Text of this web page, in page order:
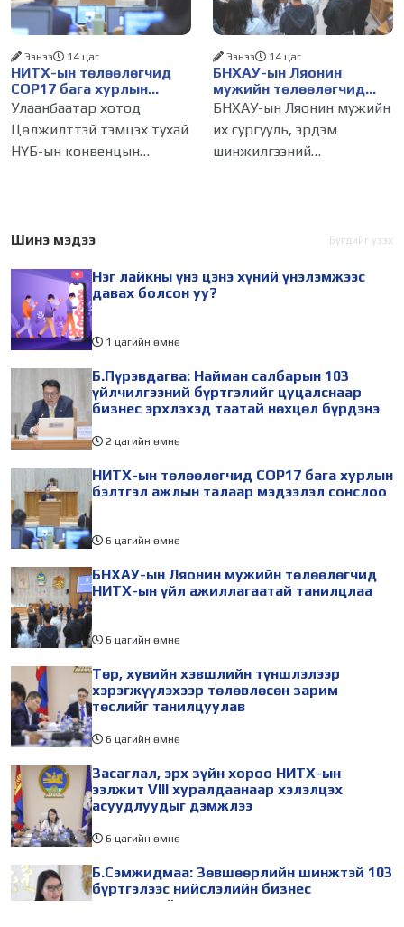
авч
бизнес эрхлэгчдийг
НИТХ-ын төлөөлөгчид
COP17 бага хурлын
бэлтгэл ажлын талаар
мэдээлэл сонслоо
Ээнээ 14 цаг
Улаанбаатар хотод
Цөлжилттэй тэмцэх тухай
НҮБ-ын конвенцын
өдөр зохион
холбогдуулан Нийслэлийн
БНХАУ-ын Ляонин
мужийн төлөөлөгчид
НИТХ-ын үйл
танилцлаа
Ээнээ 14 цаг
БНХАУ-ын Ляонин мужийн
их сургууль, эрдэм
шинжилгээний
төлөөлөгчид Монгол
айлчлалынхаа хүрээнд
Шинэ мэдээ Бүгдийг үзэх
Нэг лайкны үнэ цэнэ хүний үнэлэмжээс
давах болсон уу?
1 цагийн өмнө
Б.Пүрэвдагва: Найман салбарын 103
үйлчилгээний бүртгэлийг цуцалснаар
бизнес эрхлэхэд таатай нөхцөл бүрдэнэ
2 цагийн өмнө
НИТХ-ын төлөөлөгчид COP17 бага хурлын
бэлтгэл ажлын талаар мэдээлэл сонслоо
6 цагийн өмнө
БНХАУ-ын Ляонин мужийн төлөөлөгчид
НИТХ-ын үйл ажиллагаатай танилцлаа
6 цагийн өмнө
Төр, хувийн хэвшлийн түншлэлээр
хэрэгжүүлэхээр төлөвлөсөн зарим
төслийг танилцуулав
6 цагийн өмнө
Засаглал, эрх зүйн хороо НИТХ-ын
ээлжит VIII хуралдаанаар хэлэлцэх
асуудлуудыг дэмжлээ
6 цагийн өмнө
Б.Сэмжидмаа: Зөвшөөрлийн шинжтэй 103
бүртгэлээс нийслэлийн бизнес
эрхлэгчдийг чөлөөллөө